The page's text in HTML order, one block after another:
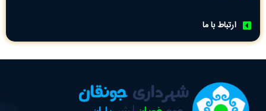
ارتباط با ما